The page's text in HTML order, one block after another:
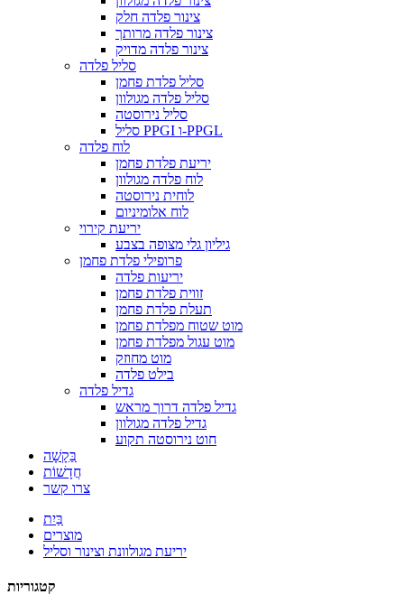
צינור פלדה חלק
צינור פלדה מרותך
צינור פלדה מדויק
סליל פלדה
סליל פלדת פחמן
סליל פלדה מגולוון
סליל נירוסטה
סליל PPGI ו-PPGL
לוח פלדה
יריעת פלדת פחמן
לוח פלדה מגולוון
לוחית נירוסטה
לוח אלומיניום
יריעת קירוי
גיליון גלי מצופה בצבע
פרופילי פלדת פחמן
יריעות פלדה
זווית פלדת פחמן
תעלת פלדת פחמן
מוט שטוח מפלדת פחמן
מוט עגול מפלדת פחמן
מוט מחוזק
בילט פלדה
גדיל פלדה
גדיל פלדה דרוך מראש
גדיל פלדה מגולוון
חוט נירוסטה תקוע
בַּקָשָׁה
חֲדָשׁוֹת
צרו קשר
בַּיִת
מוצרים
יריעת מגולוונת וצינור וסליל
קטגוריות